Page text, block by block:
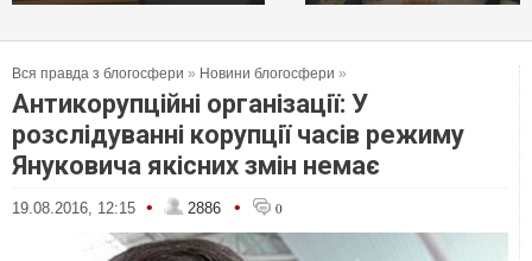
Вся правда з блогосфери » Новини блогосфери »
Антикорупційні організації: У
розслідуванні корупції часів режиму
Януковича якісних змін немає
19.08.2016, 12:15 • 2886 • 0